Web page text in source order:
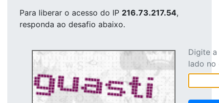
Para liberar o acesso do IP 216.73.217.54,
responda ao desafio abaixo.
Digite
lado no